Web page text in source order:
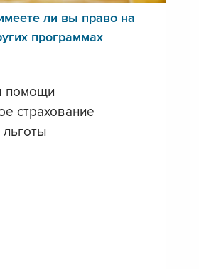
ли вы право на
программах
помощи
страхование